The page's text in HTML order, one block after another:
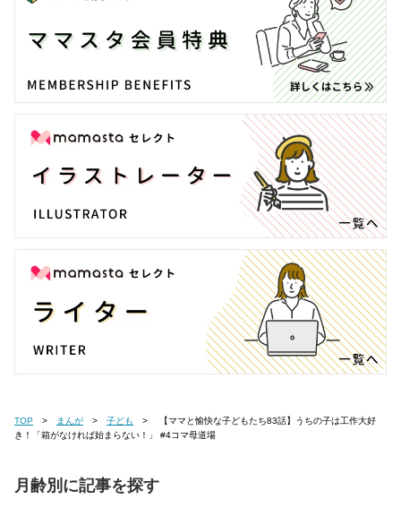
TOP まんが 子ども
き！「箱がなければ始まらない！」 #4コマ母道場
月齢別に記事を探す